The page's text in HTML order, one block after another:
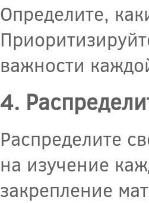
Определите,
важности
4.
Распределите
на изучение
закрепление